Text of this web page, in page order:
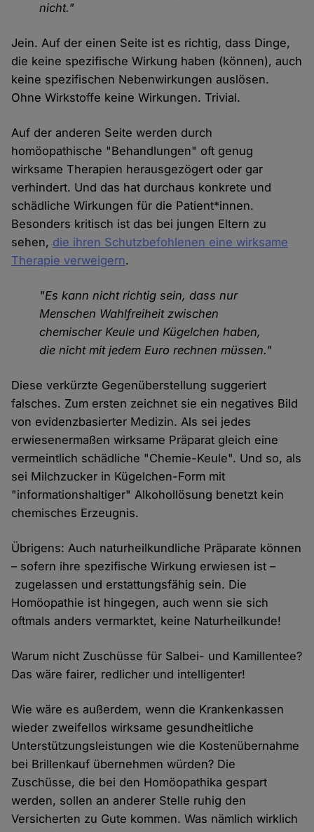
nicht."
Jein. Auf der einen Seite ist es richtig, dass Dinge,
die keine spezifische Wirkung haben (können), auch
keine spezifischen Nebenwirkungen auslösen.
Ohne Wirkstoffe keine Wirkungen. Trivial.
Auf der anderen Seite werden durch
homöopathische "Behandlungen" oft genug
wirksame Therapien herausgezögert oder gar
verhindert. Und das hat durchaus konkrete und
schädliche Wirkungen für die Patient*innen.
Besonders kritisch ist das bei jungen Eltern zu
sehen, die ihren Schutzbefohlenen eine wirksame
Therapie verweigern.
"Es kann nicht richtig sein, dass nur
Menschen Wahlfreiheit zwischen
chemischer Keule und Kügelchen haben,
die nicht mit jedem Euro rechnen müssen."
Diese verkürzte Gegenüberstellung suggeriert
falsches. Zum ersten zeichnet sie ein negatives Bild
von evidenzbasierter Medizin. Als sei jedes
erwiesenermaßen wirksame Präparat gleich eine
vermeintlich schädliche "Chemie-Keule". Und so, als
sei Milchzucker in Kügelchen-Form mit
"informationshaltiger" Alkohollösung benetzt kein
chemisches Erzeugnis.
Übrigens: Auch naturheilkundliche Präparate können
– sofern ihre spezifische Wirkung erwiesen ist –
zugelassen und erstattungsfähig sein. Die
Homöopathie ist hingegen, auch wenn sie sich
oftmals anders vermarktet, keine Naturheilkunde!
Warum nicht Zuschüsse für Salbei- und Kamillentee?
Das wäre fairer, redlicher und intelligenter!
Wie wäre es außerdem, wenn die Krankenkassen
wieder zweifellos wirksame gesundheitliche
Unterstützungsleistungen wie die Kostenübernahme
bei Brillenkauf übernehmen würden? Die
Zuschüsse, die bei den Homöopathika gespart
werden, sollen an anderer Stelle ruhig den
Versicherten zu Gute kommen. Was nämlich wirklich